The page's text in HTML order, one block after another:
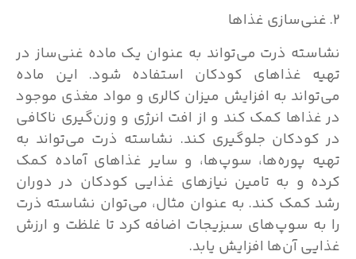
2. غنی‌سازی غذاها
نشاسته ذرت می‌تواند به عنوان یک ماده غنی‌ساز در
تهیه غذاهای کودکان استفاده شود. این ماده
می‌تواند به افزایش میزان کالری و مواد مغذی موجود
در غذاها کمک کند و از افت انرژی و وزن‌گیری ناکافی
در کودکان جلوگیری کند. نشاسته ذرت می‌تواند به
تهیه پوره‌ها، سوپ‌ها، و سایر غذاهای آماده کمک
کرده و به تامین نیازهای غذایی کودکان در دوران
رشد کمک کند. به عنوان مثال، می‌توان نشاسته ذرت
را به سوپ‌های سبزیجات اضافه کرد تا غلظت و ارزش
غذایی آن‌ها افزایش یابد.